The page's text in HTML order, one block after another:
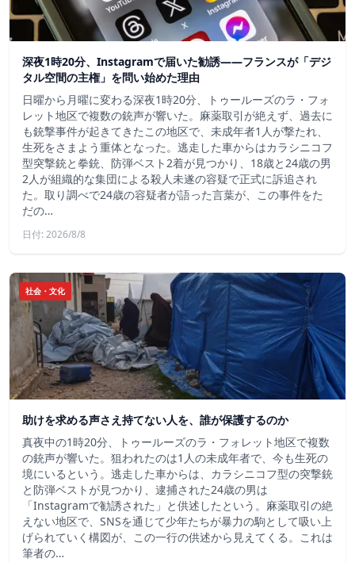
深夜1時20分、Instagramで届いた勧誘――フランスが「デジ
タル空間の主権」を問い始めた理由
日曜から月曜に変わる深夜1時20分、トゥールーズのラ・フォ
レット地区で複数の銃声が響いた。麻薬取引が絶えず、過去に
も銃撃事件が起きてきたこの地区で、未成年者1人が撃たれ、
生死をさまよう重体となった。逃走した車からはカラシニコフ
型突撃銃と拳銃、防弾ベスト2着が見つかり、18歳と24歳の男
2人が組織的な集団による殺人未遂の容疑で正式に訴追され
た。取り調べで24歳の容疑者が語った言葉が、この事件をた
だの…
日付: 2026/8/8
社会・文化
助けを求める声さえ持てない人を、誰が保護するのか
真夜中の1時20分、トゥールーズのラ・フォレット地区で複数
の銃声が響いた。狙われたのは1人の未成年者で、今も生死の
境にいるという。逃走した車からは、カラシニコフ型の突撃銃
と防弾ベストが見つかり、逮捕された24歳の男は
「Instagramで勧誘された」と供述したという。麻薬取引の絶
えない地区で、SNSを通じて少年たちが暴力の駒として吸い上
げられていく構図が、この一行の供述から見えてくる。これは
筆者の…